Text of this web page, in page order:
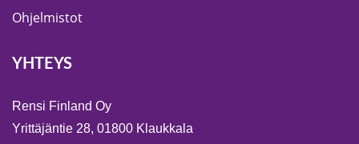
Ohjelmistot
YHTEYS
Rensi Finland Oy
Yrittäjäntie 28, 01800 Klaukkala